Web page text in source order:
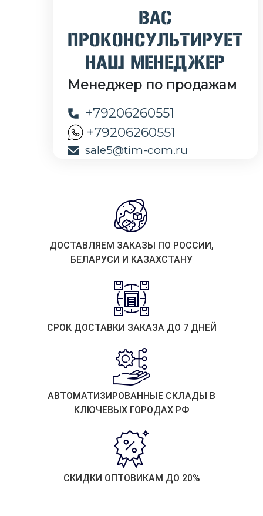
ВАС
ПРОКОНСУЛЬТИРУЕТ
НАШ МЕНЕДЖЕР
Менеджер по продажам
+79206260551
+79206260551
sale5@tim-com.ru
ДОСТАВЛЯЕМ ЗАКАЗЫ ПО РОССИИ,
БЕЛАРУСИ И КАЗАХСТАНУ
СРОК ДОСТАВКИ ЗАКАЗА ДО 7 ДНЕЙ
АВТОМАТИЗИРОВАННЫЕ СКЛАДЫ В
КЛЮЧЕВЫХ ГОРОДАХ РФ
СКИДКИ ОПТОВИКАМ ДО 20%